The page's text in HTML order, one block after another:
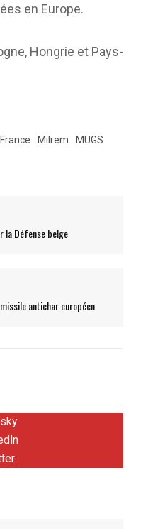
en Europe.
Hongrie et Pays-
France Milrem
MUGS
la Défense belge
antichar européen